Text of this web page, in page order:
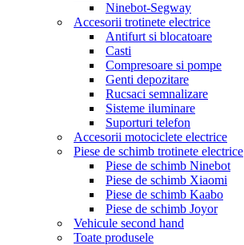
Ninebot-Segway
Accesorii trotinete electrice
Antifurt si blocatoare
Casti
Compresoare si pompe
Genti depozitare
Rucsaci semnalizare
Sisteme iluminare
Suporturi telefon
Accesorii motociclete electrice
Piese de schimb trotinete electrice
Piese de schimb Ninebot
Piese de schimb Xiaomi
Piese de schimb Kaabo
Piese de schimb Joyor
Vehicule second hand
Toate produsele